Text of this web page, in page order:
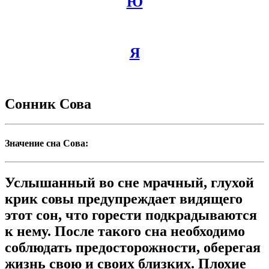
Я
Сонник Сова
Значение сна Сова:
Услышанный во сне мрачный, глухой
крик совы предупреждает видящего
этот сон, что горести подкрадываются
к нему. После такого сна необходимо
соблюдать предосторожности, оберегая
жизнь свою и своих близких. Плохие